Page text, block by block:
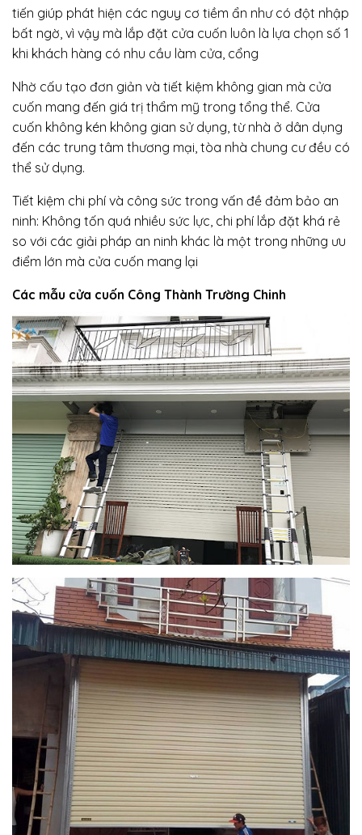
tiến giúp phát hiện các nguy cơ tiềm ẩn như có đột nhập
bất ngờ, vì vậy mà lắp đặt cửa cuốn luôn là lựa chọn số 1
khi khách hàng có nhu cầu làm cửa, cổng
Nhờ cấu tạo đơn giản và tiết kiệm không gian mà cửa
cuốn mang đến giá trị thẩm mỹ trong tổng thể. Cửa
cuốn không kén không gian sử dụng, từ nhà ở dân dụng
đến các trung tâm thương mại, tòa nhà chung cư đều có
thể sử dụng.
Tiết kiệm chi phí và công sức trong vấn đề đảm bảo an
ninh: Không tốn quá nhiều sức lực, chi phí lắp đặt khá rẻ
so với các giải pháp an ninh khác là một trong những ưu
điểm lớn mà cửa cuốn mang lại
Các mẫu cửa cuốn Công Thành Trường Chinh